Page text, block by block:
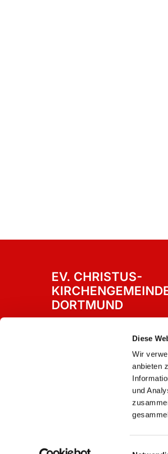
Diese
Wir
anbieten
und
EV. CHRISTUS-
DORTMUND